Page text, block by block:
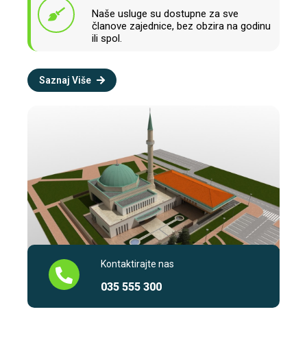
Kontaktirajte nas
035 555 300
Naše usluge su dostupne za sve
članove zajednice, bez obzira na godinu
ili spol.
Saznaj Više